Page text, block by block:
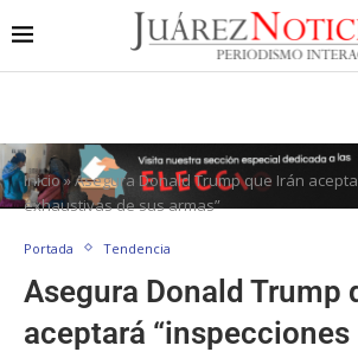
Inicio»Asegura Donald Trump que Irán
exhaustivas de sus armas”
Portada Tendencia
Asegura Donald Trump
aceptará “inspecciones